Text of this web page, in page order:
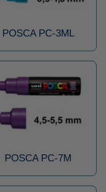
POSCA PC-3ML
POSCA PC-7M